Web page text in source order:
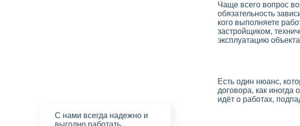
С нами всегда надежно и
выгодно работать.
Чаще всего вопрос
обязательность
кого выполняете
застройщиком,
эксплуатацию
Есть один нюанс,
договора, как
идёт о работах,